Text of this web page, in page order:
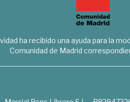
ha recibido una ayuda para la
Comunidad de Madrid